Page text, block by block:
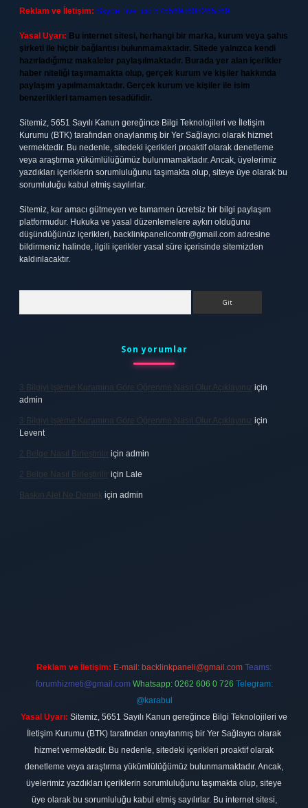
Reklam ve İletişim: Skype: live:.cid.575569c608265c69
Yasal Uyarı: Bu internet sitesi, herhangi bir marka, kurum veya şahıs
şirketi ile hiçbir bağlantısı bulunmamaktadır. Sitede yalnızca kendi
hazırladığımız makaleler paylaşılmaktadır. Burada yer alan içerikler
haber niteliği taşımamakta olup, gerçek kurum ve kişiler hakkında
paylaşım yapılmamaktadır. Gerçek kurum ve kişiler ile isim
benzerlikleri tamamen tesadüfidir.
Sitemiz, 5651 Sayılı Kanun gereğince Bilgi Teknolojileri ve İletişim
Kurumu (BTK) tarafından onaylanmış bir Yer Sağlayıcı olarak hizmet
vermektedir. Bu nedenle, sitedeki içerikleri proaktif olarak denetleme
veya araştırma yükümlülüğümüz bulunmamaktadır. Ancak, üyelerimiz
yazdıkları içeriklerin sorumluluğunu taşımakta olup, siteye üye olarak bu
sorumluluğu kabul etmiş sayılırlar.
Sitemiz, kar amacı gütmeyen ve tamamen ücretsiz bir bilgi paylaşım
platformudur. Hukuka ve yasal düzenlemelere aykırı olduğunu
düşündüğünüz içerikleri, backlinkpanelicomtr@gmail.com adresine
bildirmeniz halinde, ilgili içerikler yasal süre içerisinde sitemizden
kaldırılacaktır.
Son yorumlar
3 Bilgiyi Işleme Kuramına Göre Öğrenme Nasıl Olur Açıklayınız için
admin
3 Bilgiyi Işleme Kuramına Göre Öğrenme Nasıl Olur Açıklayınız için
Levent
2 Belge Nasıl Birleştirilir için admin
2 Belge Nasıl Birleştirilir için Lale
Baskın Alel Ne Demek için admin
Reklam ve İletişim: E-mail: backlinkpaneli@gmail.com Teams:
forumhizmeti@gmail.com Whatsapp: 0262 606 0 726 Telegram:
@karabul
Yasal Uyarı: Sitemiz, 5651 Sayılı Kanun gereğince Bilgi Teknolojileri ve
İletişim Kurumu (BTK) tarafından onaylanmış bir Yer Sağlayıcı olarak
hizmet vermektedir. Bu nedenle, sitedeki içerikleri proaktif olarak
denetleme veya araştırma yükümlülüğümüz bulunmamaktadır. Ancak,
üyelerimiz yazdıkları içeriklerin sorumluluğunu taşımakta olup, siteye
üye olarak bu sorumluluğu kabul etmiş sayılırlar. Bu internet sitesi,